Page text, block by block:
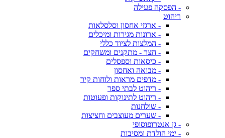
- הפסקה פעילה
ריהוט
- ארגזי אחסון וסלסלאות
- ארונות מגירות ומיכלים
- המלצות לציוד כללי
- חצר - מתקנים ומשחקים
- כיסאות וספסלים
- מבואה ואחסון
- מדפים מראות ולוחות קיר
- ריהוט לבתי ספר
- ריהוט לתינוקות ופעוטות
- שולחנות
- שערים מעוצבים וחציצות
- גן אנטרופוסופי
- ימי הולדת ומסיבות